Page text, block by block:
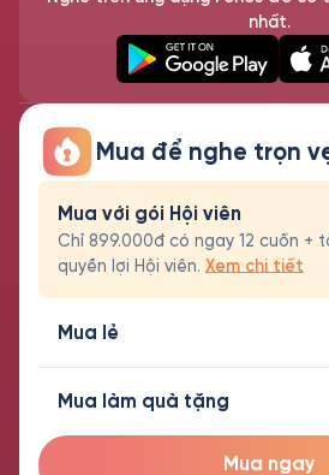
nhất.
Mua để nghe trọn
Mua với gói Hội viên
Chỉ 899.000đ có ngay 12 cuốn +
quyền lợi Hội viên. Xem chi tiết
Mua lẻ
Mua làm quà tặng
Mua ngay